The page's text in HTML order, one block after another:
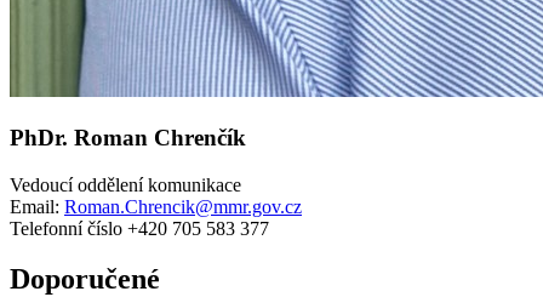
PhDr. Roman Chrenčík
Vedoucí oddělení komunikace
Email: Roman.Chrencik@mmr.gov.cz
Telefonní číslo +420 705 583 377
Doporučené